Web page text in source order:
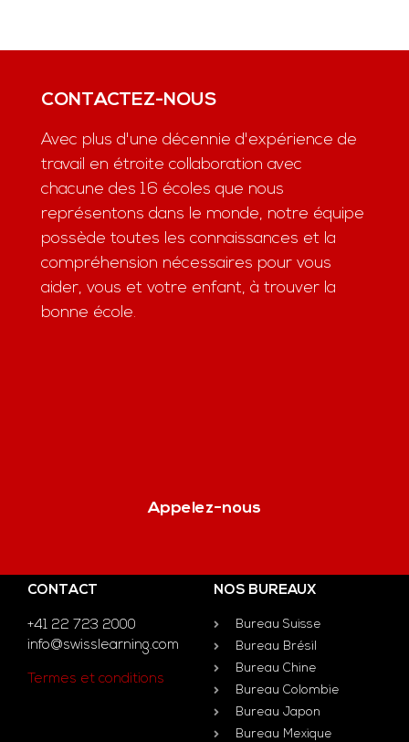
CONTACTEZ-NOUS
Avec plus d'une décennie d'expérience de
travail en étroite collaboration avec
chacune des 16 écoles que nous
représentons dans le monde, notre équipe
possède toutes les connaissances et la
compréhension nécessaires pour vous
aider, vous et votre enfant, à trouver la
bonne école.
Appelez-nous
CONTACT
+41 22 723 2000
info@swisslearning.com
Termes et conditions
NOS BUREAUX
Bureau Suisse
Bureau Brésil
Bureau Chine
Bureau Colombie
Bureau Japon
Bureau Mexique